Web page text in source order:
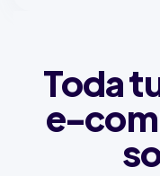
Toda
e-